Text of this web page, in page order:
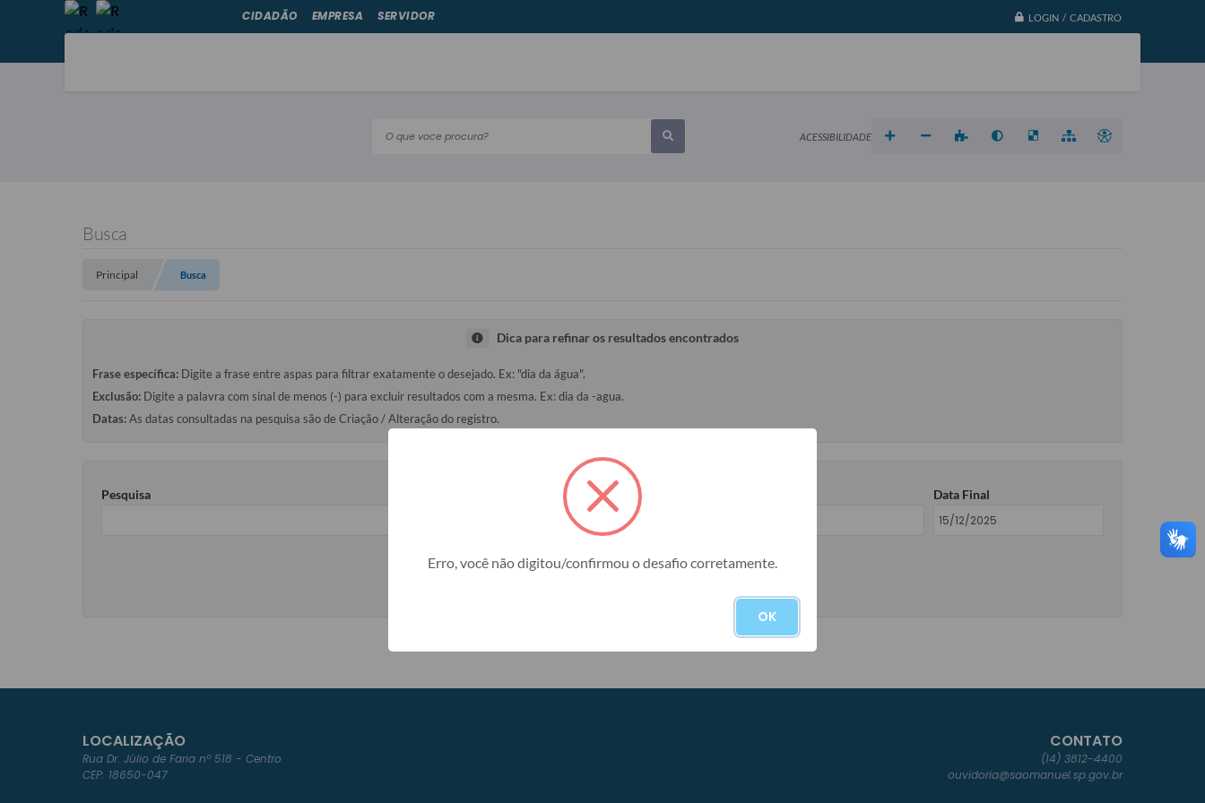
LOGIN / CADASTRO
O que voce procura?
CIDADÃO EMPRESA SERVIDOR
ACESSIBILIDADE
Busca
Principal Busca
Dica para refinar os resultados encontrados
Frase específica: Digite a frase entre aspas para filtrar exatamente o desejado. Ex: "dia da água".
Exclusão: Digite a palavra com sinal de menos (-) para excluir resultados com a mesma. Ex: dia da -agua.
Datas:As datas consultadas na pesquisa são de Criação / Alteração do registro.
Pesquisa Data Final
LOCALIZAÇÃO
Rua Dr. Júlio de Faria nº 518 - Centro
CEP: 18650-047
CONTATO
(14) 3812-4400
ouvidoria@saomanuel.sp.gov.br
Erro, você não digitou/confirmou o desafio corretamente.
OK